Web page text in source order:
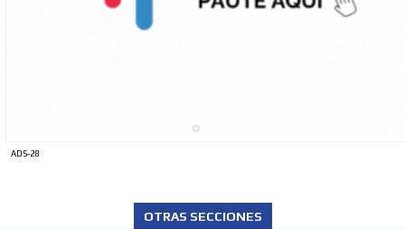
ADS-28
OTRAS SECCIONES